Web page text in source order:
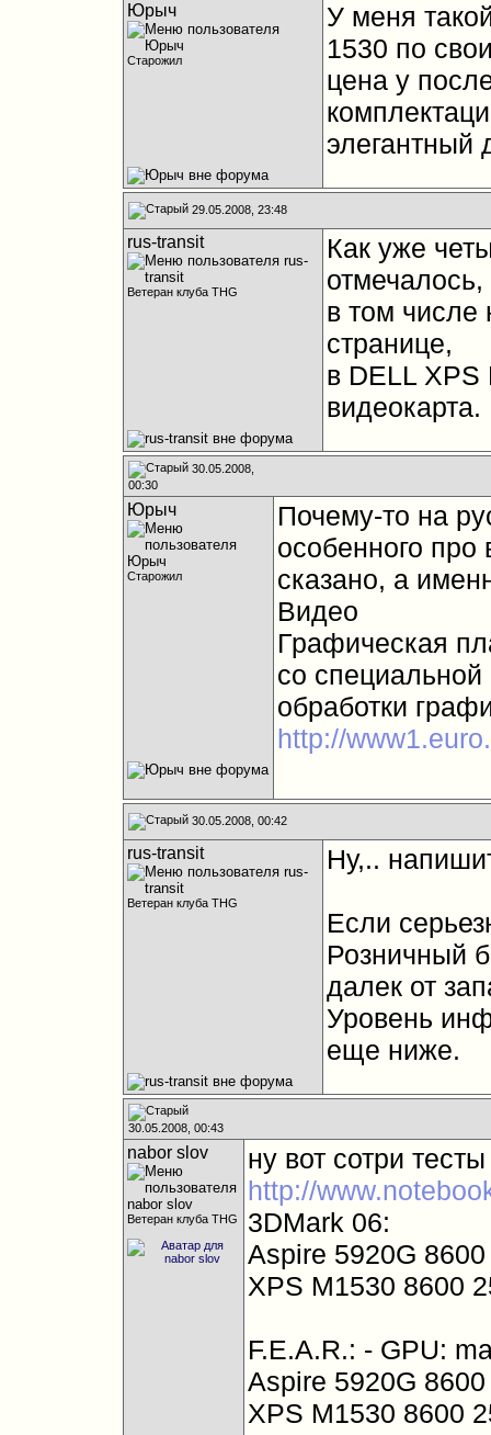
Юрыч
Старожил
У меня
1530 по
цена у
элегантный
29.05.2008, 23:48
rus-transit
Ветеран клуба THG
Как уже
отмечалось,
в том числе
странице,
в DELL XPS
видеокарта.
30.05.2008,
00:30
Юрыч
Старожил
Почему-то на
особенного про
сказано, а
Видео
Графическая
со
обработки
http://
30.05.2008, 00:42
rus-transit
Ветеран клуба THG
Ну,..
Если
Розничный
далек от
Уровень
еще ниже.
30.05.2008, 00:43
nabor slov
Ветеран клуба THG
ну вот сотри
http://
3DMark 06:
Aspire 5920G
XPS M1530 8600
F.E.A.R.: - GPU:
Aspire 5920G
XPS M1530 8600